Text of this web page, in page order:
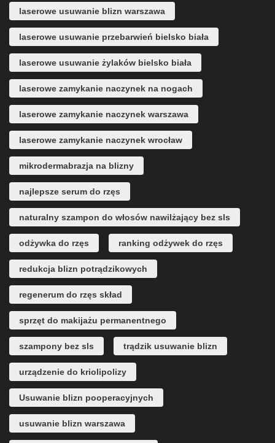
laserowe usuwanie blizn warszawa
laserowe usuwanie przebarwień bielsko biała
laserowe usuwanie żylaków bielsko biała
laserowe zamykanie naczynek na nogach
laserowe zamykanie naczynek warszawa
laserowe zamykanie naczynek wrocław
mikrodermabrazja na blizny
najlepsze serum do rzęs
naturalny szampon do włosów nawilżający bez sls
odżywka do rzęs ranking odżywek do rzęs
redukcja blizn potrądzikowych
regenerum do rzęs skład
sprzęt do makijażu permanentnego
szampony bez sls trądzik usuwanie blizn
urządzenie do kriolipolizy
Usuwanie blizn pooperacyjnych
usuwanie blizn warszawa